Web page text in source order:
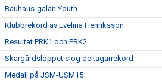
Bauhaus-galan Youth
Klubbrekord av Evelina Henriksson
Resultat PRK1 och PRK2
Skärgårdsloppet slog deltagarrekord
Medalj på JSM-USM15